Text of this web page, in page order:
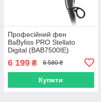
Професійний фен
BaByliss PRO Stellato
Digital (BAB7500IE)
6 199 ₴ 6 580 ₴
Купити